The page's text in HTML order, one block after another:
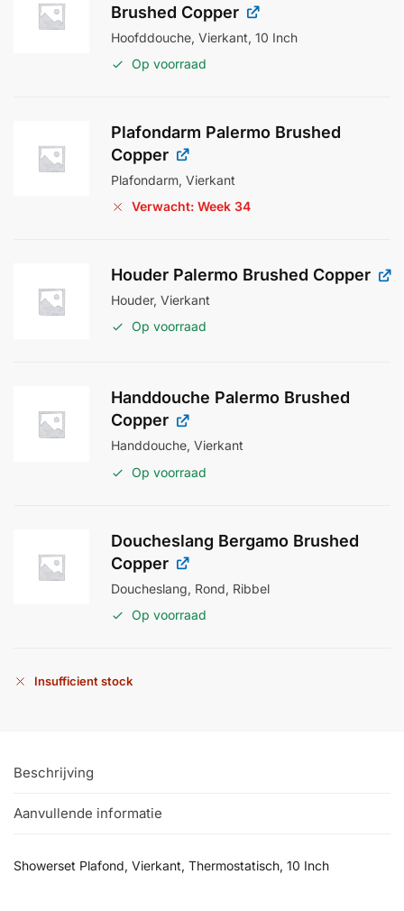
Brushed Copper
Hoofddouche, Vierkant, 10 Inch
Op voorraad
Plafondarm Palermo Brushed
Copper
Plafondarm, Vierkant
Verwacht: Week 34
Houder Palermo Brushed Copper
Houder, Vierkant
Op voorraad
Handdouche Palermo Brushed
Copper
Handdouche, Vierkant
Op voorraad
Doucheslang Bergamo Brushed
Copper
Doucheslang, Rond, Ribbel
Op voorraad
Insufficient stock
Beschrijving
Aanvullende informatie
Showerset Plafond, Vierkant, Thermostatisch, 10 Inch